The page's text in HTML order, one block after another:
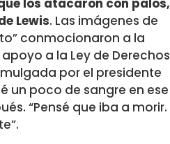
los atacaron con palos,
Lewis. Las imágenes de
conmocionaron a la
a la Ley de Derechos
por el presidente
un poco de sangre en ese
“Pensé que iba a morir.